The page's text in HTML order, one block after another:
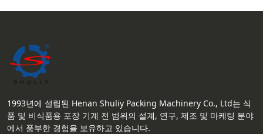
1993년에 설립된 Henan Shuliy Packing Machinery Co., Ltd는 식
품 및 비식품용 포장 기계 전 범위의 설계, 연구, 제조 및 마케팅 분야
에서 풍부한 경험을 보유하고 있습니다.